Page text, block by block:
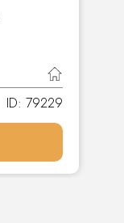
ID: 79229